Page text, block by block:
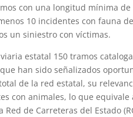
con una longitud mínima
10 incidentes con fauna
un siniestro con víctimas.
estatal 150 tramos
han sido señalizados
de la red estatal, su
con animales, lo que equivale
de Carreteras del Estado